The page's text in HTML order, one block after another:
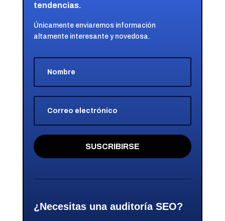
tendencias.
Únicamente enviaremos información
altamente interesante y novedosa.
SUSCRIBIRSE
¿Necesitas una auditoría SEO?